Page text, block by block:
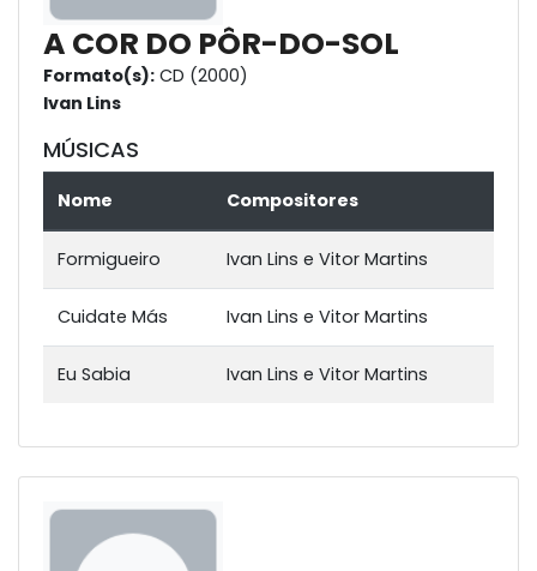
A COR DO PÔR-DO-SOL
Formato(s): CD (2000)
Ivan Lins
MÚSICAS
Nome Compositores
Formigueiro Ivan Lins e Vitor Martins
Cuidate Más Ivan Lins e Vitor Martins
Eu Sabia Ivan Lins e Vitor Martins